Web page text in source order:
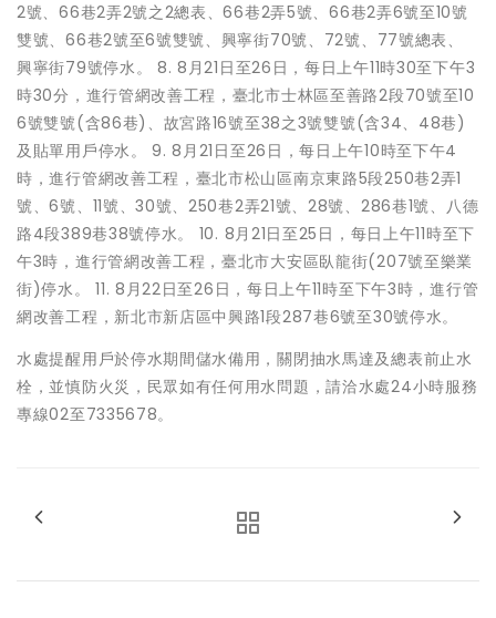
2號、66巷2弄2號之2總表、66巷2弄5號、66巷2弄6號至10號
雙號、66巷2號至6號雙號、興寧街70號、72號、77號總表、
興寧街79號停水。 8. 8月21日至26日，每日上午11時30至下午3
時30分，進行管網改善工程，臺北市士林區至善路2段70號至10
6號雙號(含86巷)、故宮路16號至38之3號雙號(含34、48巷)
及貼單用戶停水。 9. 8月21日至26日，每日上午10時至下午4
時，進行管網改善工程，臺北市松山區南京東路5段250巷2弄1
號、6號、11號、30號、250巷2弄21號、28號、286巷1號、八德
路4段389巷38號停水。 10. 8月21日至25日，每日上午11時至下
午3時，進行管網改善工程，臺北市大安區臥龍街(207號至樂業
街)停水。 11. 8月22日至26日，每日上午11時至下午3時，進行管
網改善工程，新北市新店區中興路1段287巷6號至30號停水。
水處提醒用戶於停水期間儲水備用，關閉抽水馬達及總表前止水
栓，並慎防火災，民眾如有任何用水問題，請洽水處24小時服務
專線02至7335678。